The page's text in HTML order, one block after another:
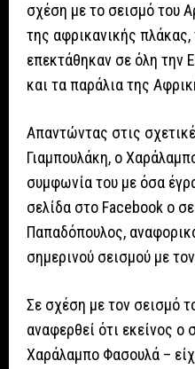
σχέση με το σεισμό του
της αφρικανικής
επεκτάθηκαν σε όλη την
και τα παράλια της
Απαντώντας στις
Γιαμπουλάκη, ο
συμφωνία του με όσα
σελίδα στο Facebook ο
Παπαδόπουλος,
σημερινού σεισμού με
Σε σχέση με τον σεισμό
αναφερθεί ότι εκείνος
Χαράλαμπο Φασουλά –